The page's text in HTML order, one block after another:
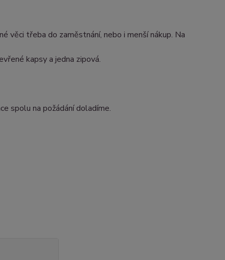
věci třeba do zaměstnání, nebo i menší nákup. Na
kapsy a jedna zipová.
spolu na požádání doladíme.